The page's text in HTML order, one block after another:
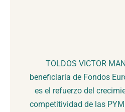
TOLDOS VICTOR
beneficiaria de Fondos
es el refuerzo del
competitividad de las